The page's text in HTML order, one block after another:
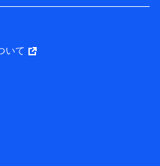
実施のため
の実施のため
理等付帯業務を行うため
シャルグループ 代表取締役
いて